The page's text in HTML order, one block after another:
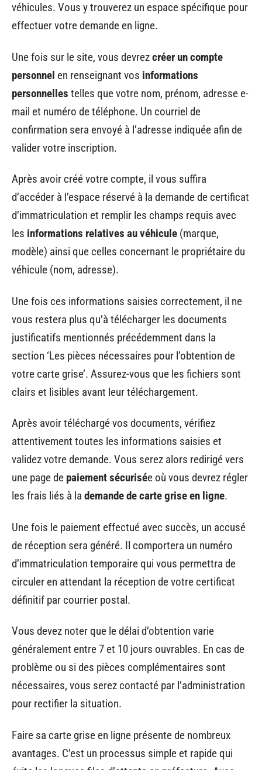
véhicules. Vous y trouverez un espace spécifique pour
effectuer votre demande en ligne.
Une fois sur le site, vous devrezcréer un compte
personnel en renseignant vos informations
personnelles telles que votre nom, prénom, adresse e-
mail et numéro de téléphone. Un courriel de
confirmation sera envoyé à l’adresse indiquée afin de
valider votre inscription.
Après avoir créé votre compte, il vous suffira
d’accéder à l’espace réservé à la demande de certificat
d’immatriculation et remplir les champs requis avec
les informations relatives au véhicule (marque,
modèle) ainsi que celles concernant le propriétaire du
véhicule (nom, adresse).
Une fois ces informations saisies correctement, il ne
vous restera plus qu’à télécharger les documents
justificatifs mentionnés précédemment dans la
section ‘Les pièces nécessaires pour l’obtention de
votre carte grise’. Assurez-vous que les fichiers sont
clairs et lisibles avant leur téléchargement.
Après avoir téléchargé vos documents, vérifiez
attentivement toutes les informations saisies et
validez votre demande. Vous serez alors redirigé vers
une page de paiement sécurisée où vous devrez régler
les frais liés à la demande de carte grise en ligne.
Une fois le paiement effectué avec succès, un accusé
de réception sera généré. Il comportera un numéro
d’immatriculation temporaire qui vous permettra de
circuler en attendant la réception de votre certificat
définitif par courrier postal.
Vous devez noter que le délai d’obtention varie
généralement entre 7 et 10 jours ouvrables. En cas de
problème ou si des pièces complémentaires sont
nécessaires, vous serez contacté par l’administration
pour rectifier la situation.
Faire sa carte grise en ligne présente de nombreux
avantages. C’est un processus simple et rapide qui